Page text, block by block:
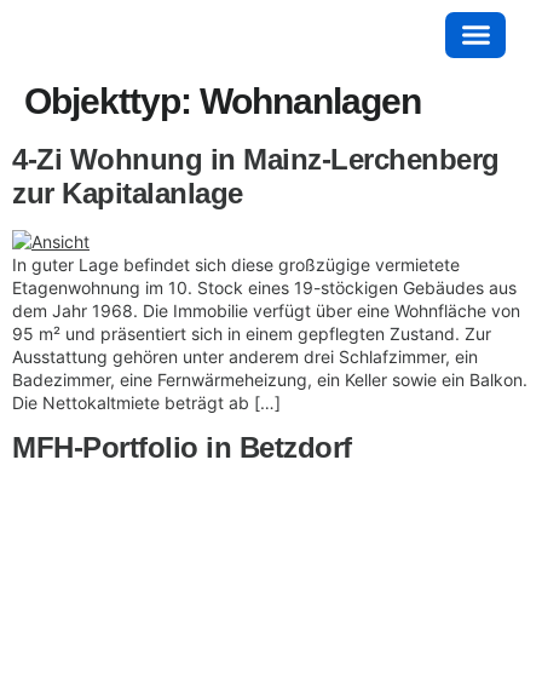
Objekttyp: Wohnanlagen
4-Zi Wohnung in Mainz-Lerchenberg
zur Kapitalanlage
In guter Lage befindet sich diese großzügige vermietete
Etagenwohnung im 10. Stock eines 19-stöckigen Gebäudes aus
dem Jahr 1968. Die Immobilie verfügt über eine Wohnfläche von
95 m² und präsentiert sich in einem gepflegten Zustand. Zur
Ausstattung gehören unter anderem drei Schlafzimmer, ein
Badezimmer, eine Fernwärmeheizung, ein Keller sowie ein Balkon.
Die Nettokaltmiete beträgt ab […]
MFH-Portfolio in Betzdorf